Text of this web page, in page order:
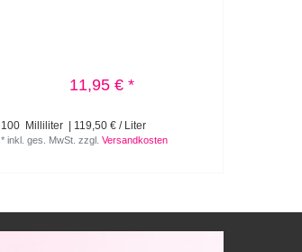
11,95 € *
100 Milliliter | 119,50 € / Liter
*inkl. ges. MwSt. zzgl.Versandkosten